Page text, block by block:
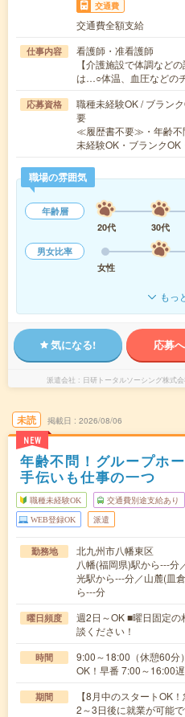
交通費
交通費全額支給
仕事内容
看護師・准看護師
【介護施設で体調など
は…○体温、血圧などの
応募資格
職種未経験OK / ブラン
要
≪履歴書不要≫・年齢不
未経験OK・ブランク
職場の雰囲気
年齢層
20代
30代
男女比率
女性
もっ
気になる! 応募
派遣会社 日研トータルソーシング株
未読
NEW
掲載日 2026/08/06
年齢不問！グループホ
手伝いも仕事の一つ
職種未経験OK 交通費別途支給あり
WEB登録OK 派遣
勤務地
北九州市八幡東区
八幡(福岡県)駅から---分
光駅から---分／山麓(皿
ら---分
曜日頻度
週2日～OK ■曜日固定
談ください！
時間
9:00～18:00（休憩60分
OK！早番 7:00～16:00
期間
【8月中のスタートOK
2～3日後に就業が可能で